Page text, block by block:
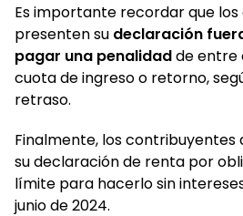
Es importante recordar que
presenten su declaración
pagar una penalidadde entre
cuota de ingreso o retorno,
retraso.
Finalmente, los
su declaración de renta por
límite para hacerlo sin
junio de 2024.